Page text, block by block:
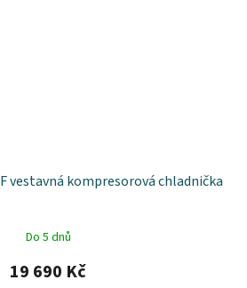
vestavná kompresorová chladnička
Do 5 dnů
19 690 Kč